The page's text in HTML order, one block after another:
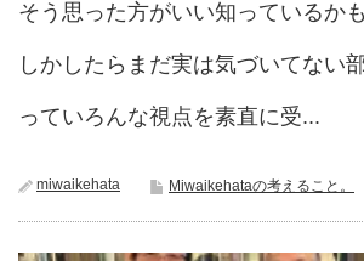
そう思った方がいい知っているか
しかしたらまだ実は気づいてない
っていろんな視点を素直に受...
miwaikehata Miwaikehataの考えること。